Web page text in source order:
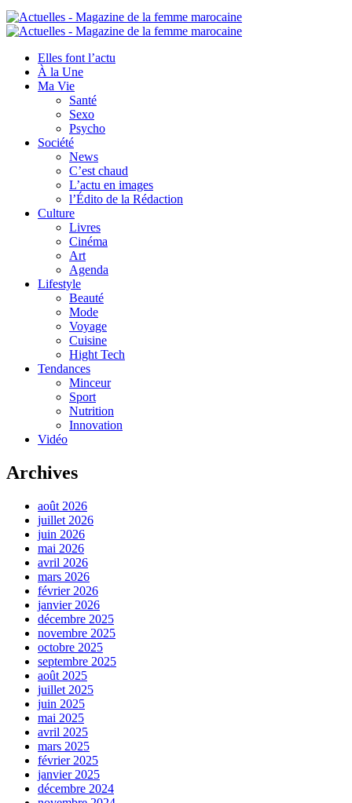
Elles font l’actu
À la Une
Ma Vie
Santé
Sexo
Psycho
Société
News
C’est chaud
L’actu en images
l’Édito de la Rédaction
Culture
Livres
Cinéma
Art
Agenda
Lifestyle
Beauté
Mode
Voyage
Cuisine
Hight Tech
Tendances
Minceur
Sport
Nutrition
Innovation
Vidéo
Archives
août 2026
juillet 2026
juin 2026
mai 2026
avril 2026
mars 2026
février 2026
janvier 2026
décembre 2025
novembre 2025
octobre 2025
septembre 2025
août 2025
juillet 2025
juin 2025
mai 2025
avril 2025
mars 2025
février 2025
janvier 2025
décembre 2024